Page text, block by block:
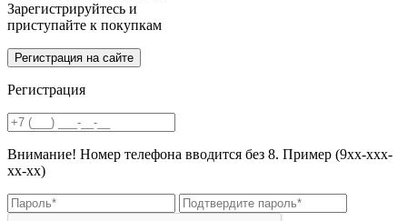
Зарегистрируйтесь и
приступайте к покупкам
Регистрация
Внимание! Номер телефона вводится без 8. Пример (9хх-ххх-
хх-хх)